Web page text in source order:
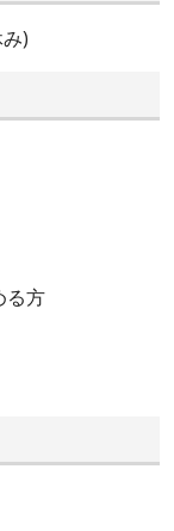
)
る方